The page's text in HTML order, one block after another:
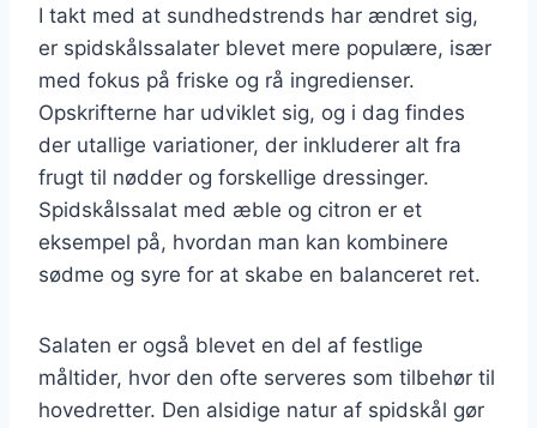
I takt med at sundhedstrends har ændret sig,
er spidskålssalater blevet mere populære, især
med fokus på friske og rå ingredienser.
Opskrifterne har udviklet sig, og i dag findes
der utallige variationer, der inkluderer alt fra
frugt til nødder og forskellige dressinger.
Spidskålssalat med æble og citron er et
eksempel på, hvordan man kan kombinere
sødme og syre for at skabe en balanceret ret.
Salaten er også blevet en del af festlige
måltider, hvor den ofte serveres som tilbehør til
hovedretter. Den alsidige natur af spidskål gør